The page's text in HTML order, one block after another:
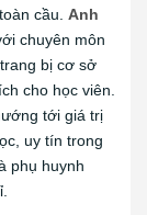
cầu. Anh
chuyên môn
bị cơ sở
cho học viên.
tới giá trị
uy tín trong
phụ huynh